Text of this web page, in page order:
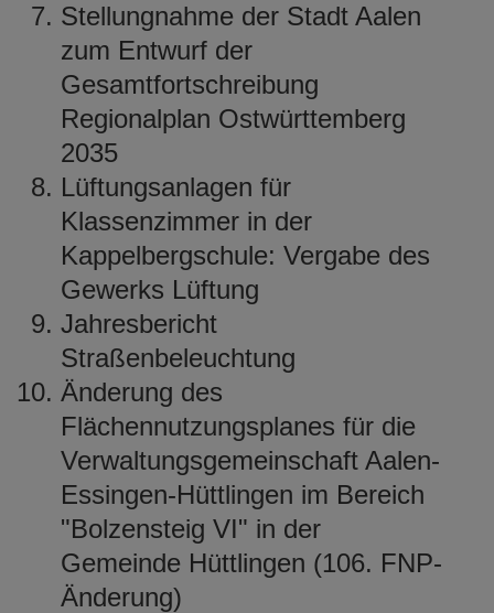
Stellungnahme der Stadt Aalen
zum Entwurf der
Gesamtfortschreibung
Regionalplan Ostwürttemberg
2035
Lüftungsanlagen für
Klassenzimmer in der
Kappelbergschule: Vergabe des
Gewerks Lüftung
Jahresbericht
Straßenbeleuchtung
Änderung des
Flächennutzungsplanes für die
Verwaltungsgemeinschaft Aalen-
Essingen-Hüttlingen im Bereich
"Bolzensteig VI" in der
Gemeinde Hüttlingen (106. FNP-
Änderung)